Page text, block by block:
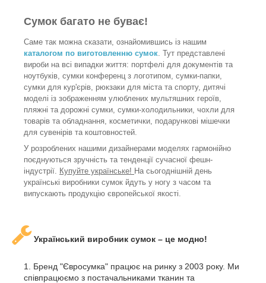
Сумок багато не буває!
Саме так можна сказати, ознайомившись із нашим
каталогом по виготовленню сумок . Тут представлені
вироби на всі випадки життя: портфелі для документів та
ноутбуків, сумки конференц з логотипом, сумки-папки,
сумки для кур'єрів, рюкзаки для міста та спорту, дитячі
моделі із зображенням улюблених мультяшних героїв,
пляжні та дорожні сумки, сумки-холодильники, чохли для
товарів та обладнання, косметички, подарункові мішечки
для сувенірів та коштовностей.
У розроблених нашими дизайнерами моделях гармонійно
поєднуються зручність та тенденції сучасної фешн-
індустрії. Купуйте українське! На сьогоднішній день
українські виробники сумок йдуть у ногу з часом та
випускають продукцію європейської якості.
Український виробник сумок – це модно!
Бренд "Євросумка" працює на ринку з 2003 року. Ми
співпрацюємо з постачальниками тканин та